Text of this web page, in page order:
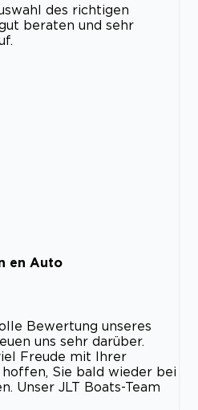
des richtigen
beraten und sehr
en Auto
Bewertung unseres
uns sehr darüber.
Freude mit Ihrer
Sie bald wieder bei
Unser JLT Boats-Team